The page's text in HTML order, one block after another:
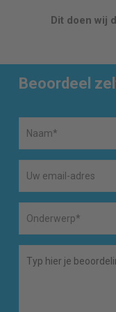
Dit doen wij
Beoordeel